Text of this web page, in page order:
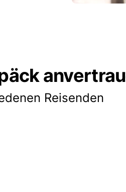
Reisenden